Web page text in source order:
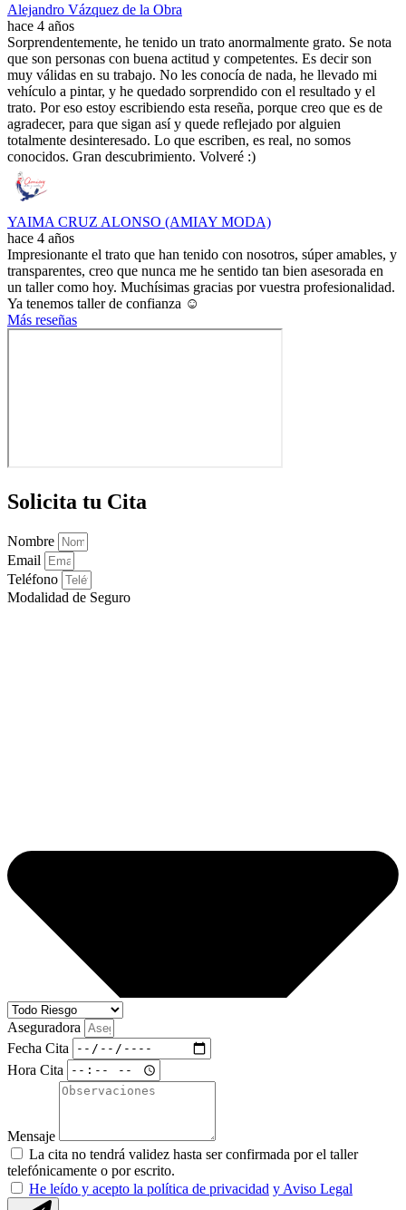
Alejandro Vázquez de la Obra
hace 4 años
Sorprendentemente, he tenido un trato anormalmente grato. Se nota
que son personas con buena actitud y competentes. Es decir son
muy válidas en su trabajo. No les conocía de nada, he llevado mi
vehículo a pintar, y he quedado sorprendido con el resultado y el
trato. Por eso estoy escribiendo esta reseña, porque creo que es de
agradecer, para que sigan así y quede reflejado por alguien
totalmente desinteresado. Lo que escriben, es real, no somos
conocidos. Gran descubrimiento. Volveré :)
YAIMA CRUZ ALONSO (AMIAY MODA)
hace 4 años
Impresionante el trato que han tenido con nosotros, súper amables, y
transparentes, creo que nunca me he sentido tan bien asesorada en
un taller como hoy. Muchísimas gracias por vuestra profesionalidad.
Ya tenemos taller de confianza ☺️
Más reseñas
Solicita tu Cita
Nombre
Email
Teléfono
Modalidad de Seguro
Aseguradora
Fecha Cita
Hora Cita
Mensaje
La cita no tendrá validez hasta ser confirmada por el taller
telefónicamente o por escrito.
He leído y acepto la política de privacidad y Aviso Legal